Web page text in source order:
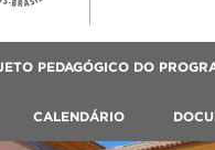
PEDAGÓGICO DO
CALENDÁRIO